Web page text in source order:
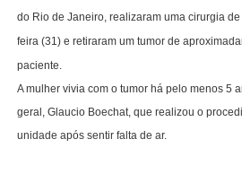
do Rio de Janeiro, realizaram uma cirurgia
feira (31) e retiraram um tumor de
paciente.
A mulher vivia com o tumor há pelo menos 5
geral, Glaucio Boechat, que realizou o
unidade após sentir falta de ar.